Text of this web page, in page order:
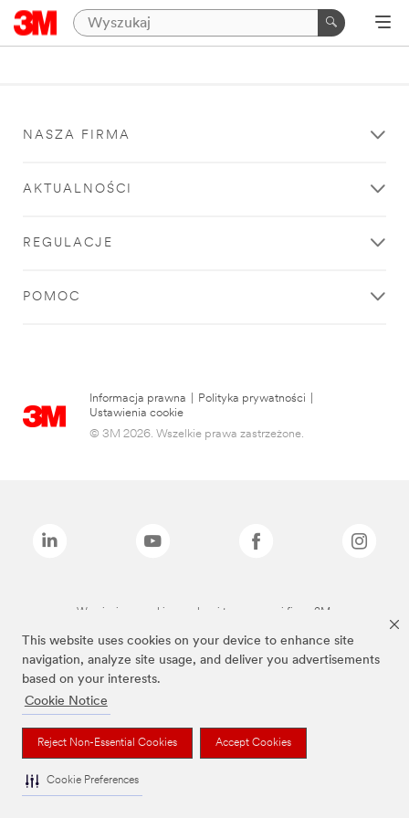
This website uses cookies on your device to enhance site
navigation, analyze site usage, and deliver you advertisements
based on your interests.
Cookie Notice
Reject Non-Essential Cookies Accept Cookies
Cookie Preferences
NASZA FIRMA
AKTUALNOŚCI
REGULACJE
POMOC
Informacja prawna Polityka prywatności
Ustawienia cookie
© 3M 2026. Wszelkie prawa zastrzeżone.
Wymienione marki są znakami towarowymi firmy 3M.